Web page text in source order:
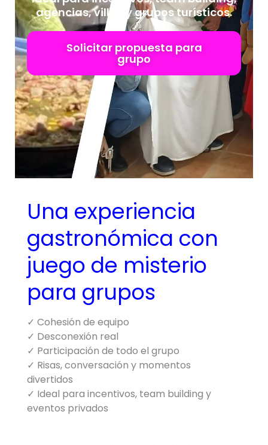
agencias, villas y grupos turísticos.
Solicitar propuesta para
grupo
Una experiencia
gastronómica con
juego de misterio
para grupos
✓ Cohesión de equipo
✓ Desconexión real
✓ Participación de todo el grupo
✓ Risas, conversación y momentos
divertidos
✓ Ideal para incentivos, team building y
eventos privados